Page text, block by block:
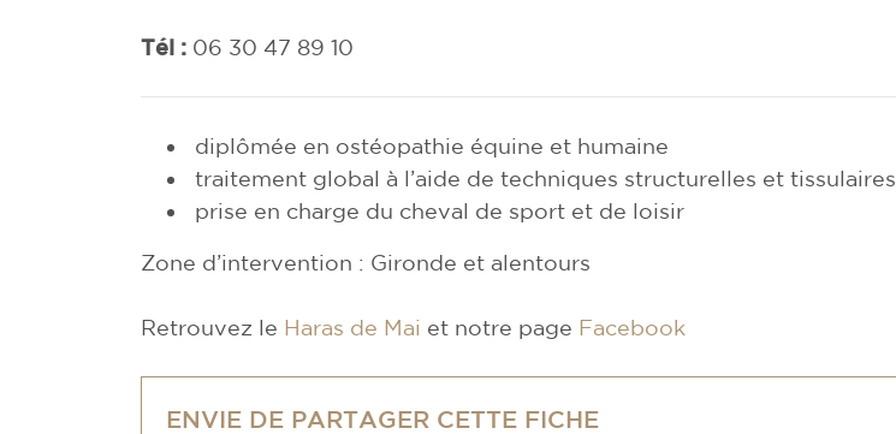
Tél : 06 30 47 89 10
diplômée en ostéopathie équine et humaine
traitement global à l’aide de techniques structurelles et tissulaires
prise en charge du cheval de sport et de loisir
Zone d’intervention : Gironde et alentours
Retrouvez le Haras de Mai et notre page Facebook
ENVIE DE PARTAGER CETTE FICHE